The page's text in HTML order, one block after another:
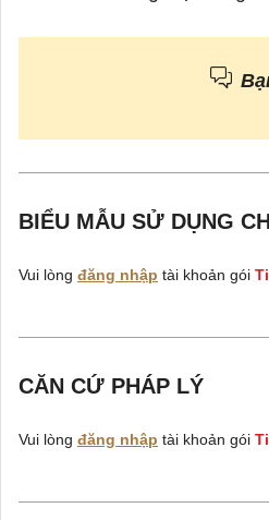
BIỂU MẪU SỬ DỤNG
Vui lòng đăng nhập tài khoản gói
CĂN CỨ PHÁP LÝ
Vui lòng đăng nhập tài khoản gói